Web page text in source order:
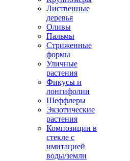
Лиственные
деревья
Оливы
Пальмы
Стриженные
формы
Уличные
растения
Фикусы и
лонгифолии
Шеффлеры
Экзотические
растения
Композиции в
стекле с
имитацией
воды/земли